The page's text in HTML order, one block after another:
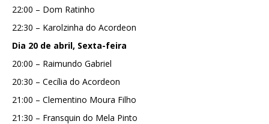
22:00 – Dom Ratinho
22:30 – Karolzinha do Acordeon
Dia 20 de abril, Sexta-feira
20:00 – Raimundo Gabriel
20:30 – Cecília do Acordeon
21:00 – Clementino Moura Filho
21:30 – Fransquin do Mela Pinto